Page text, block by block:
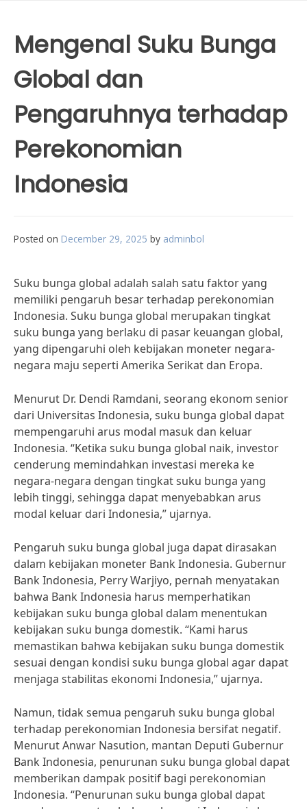
Mengenal Suku Bunga
Global dan
Pengaruhnya terhadap
Perekonomian
Indonesia
Posted on December 29, 2025 by adminbol
Suku bunga global adalah salah satu faktor yang
memiliki pengaruh besar terhadap perekonomian
Indonesia. Suku bunga global merupakan tingkat
suku bunga yang berlaku di pasar keuangan global,
yang dipengaruhi oleh kebijakan moneter negara-
negara maju seperti Amerika Serikat dan Eropa.
Menurut Dr. Dendi Ramdani, seorang ekonom senior
dari Universitas Indonesia, suku bunga global dapat
mempengaruhi arus modal masuk dan keluar
Indonesia. “Ketika suku bunga global naik, investor
cenderung memindahkan investasi mereka ke
negara-negara dengan tingkat suku bunga yang
lebih tinggi, sehingga dapat menyebabkan arus
modal keluar dari Indonesia,” ujarnya.
Pengaruh suku bunga global juga dapat dirasakan
dalam kebijakan moneter Bank Indonesia. Gubernur
Bank Indonesia, Perry Warjiyo, pernah menyatakan
bahwa Bank Indonesia harus memperhatikan
kebijakan suku bunga global dalam menentukan
kebijakan suku bunga domestik. “Kami harus
memastikan bahwa kebijakan suku bunga domestik
sesuai dengan kondisi suku bunga global agar dapat
menjaga stabilitas ekonomi Indonesia,” ujarnya.
Namun, tidak semua pengaruh suku bunga global
terhadap perekonomian Indonesia bersifat negatif.
Menurut Anwar Nasution, mantan Deputi Gubernur
Bank Indonesia, penurunan suku bunga global dapat
memberikan dampak positif bagi perekonomian
Indonesia. “Penurunan suku bunga global dapat